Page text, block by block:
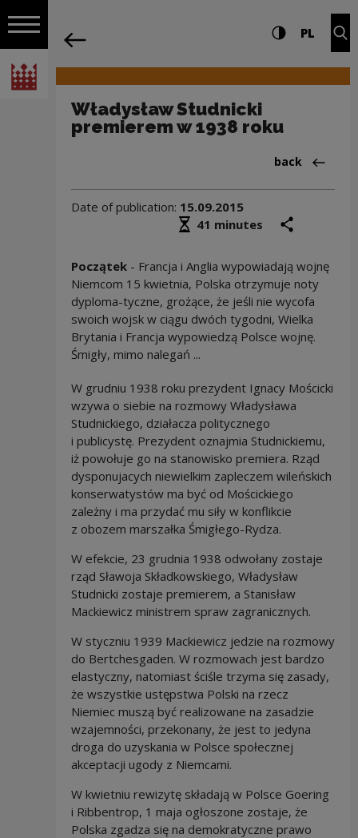
Open navigation
National Centre for Culture Poland
Navigation Settings and search
High contrast
PL
Władysław Studnicki
premierem w 1938 roku
Back
back
Date of publication: 15.09.2015
Średni czas czytania
41 minutes
Początek- Francja i Anglia wypowiadają wojnę
Niemcom 15 kwietnia, Polska otrzymuje noty
dyploma-tyczne, grożące, że jeśli nie wycofa
swoich wojsk w ciągu dwóch tygodni, Wielka
Brytania i Francja wypowiedzą Polsce wojnę.
Śmigły, mimo nalegań ...
W grudniu 1938 roku prezydent Ignacy Mościcki
wzywa o siebie na rozmowy Władysława
Studnickiego, działacza politycznego
i publicystę. Prezydent oznajmia Studnickiemu,
iż powołuje go na stanowisko premiera. Rząd
dysponujacych niewielkim zapleczem wileńskich
konserwatystów ma być od Mościckiego
zależny i ma przydać mu siły w konflikcie
z obozem marszałka Śmigłego-Rydza.
W efekcie, 23 grudnia 1938 odwołany zostaje
rząd Sławoja Składkowskiego, Władysław
Studnicki zostaje premierem, a Stanisław
Mackiewicz ministrem spraw zagranicznych.
W styczniu 1939 Mackiewicz jedzie na rozmowy
do Bertchesgaden. W rozmowach jest bardzo
elastyczny, natomiast ściśle trzyma się zasady,
że wszystkie ustępstwa Polski na rzecz
Niemiec muszą być realizowane na zasadzie
wzajemności, przekonany, że jest to jedyna
droga do uzyskania w Polsce społecznej
akceptacji ugody z Niemcami.
W kwietniu rewizytę składają w Polsce Goering
i Ribbentrop, 1 maja ogłoszone zostaje, że
Polska zgadza się na demokratyczne prawo